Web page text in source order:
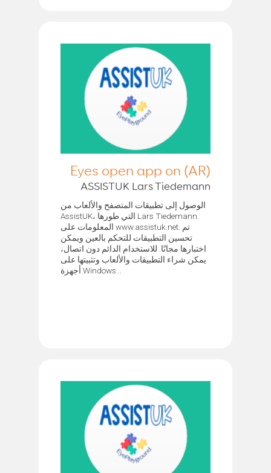
Eyes open app on (AR)
ASSISTUK Lars Tiedemann
الوصول إلى تطبيقات المتصفح والألعاب من
AssistUK، التي طورها Lars Tiedemann.
المعلومات على www.assistuk.net. تم
تحسين التطبيقات للتحكم بالعين ويمكن
اختبارها مجانًا. للاستخدام الدائم دون اتصال،
يمكن شراء التطبيقات والألعاب وتثبيتها على
أجهزة Windows...